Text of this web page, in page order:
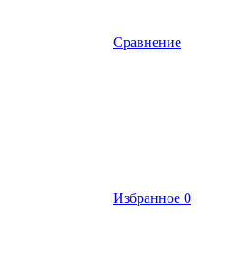
Сравнение
Избранное 0